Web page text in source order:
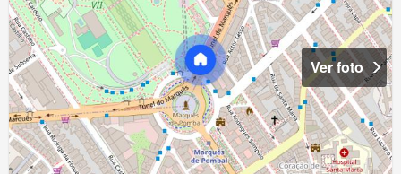
Ver foto